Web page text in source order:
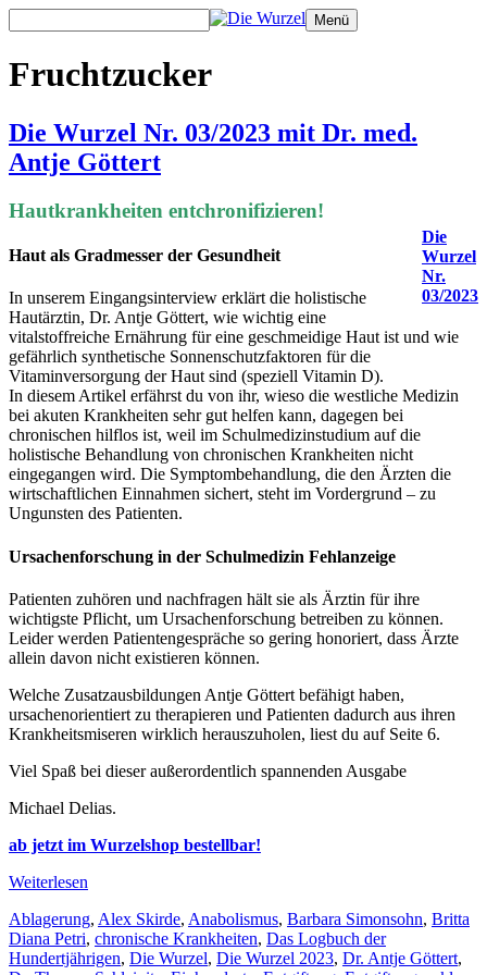
Inhalt
Menü
Fruchtzucker
Die Wurzel Nr. 03/2023 mit Dr. med.
Antje Göttert
Die
Wurzel
Nr.
03/2023
Hautkrankheiten entchronifizieren!
Haut als Gradmesser der Gesundheit
In unserem Eingangsinterview erklärt die holistische
Hautärztin, Dr. Antje Göttert, wie wichtig eine
vitalstoffreiche Ernährung für eine geschmeidige Haut ist und wie
gefährlich synthetische Sonnenschutzfaktoren für die
Vitaminversorgung der Haut sind (speziell Vitamin D).
In diesem Artikel erfährst du von ihr, wieso die westliche Medizin
bei akuten Krankheiten sehr gut helfen kann, dagegen bei
chronischen hilflos ist, weil im Schulmedizinstudium auf die
holistische Behandlung von chronischen Krankheiten nicht
eingegangen wird. Die Symptombehandlung, die den Ärzten die
wirtschaftlichen Einnahmen sichert, steht im Vordergrund – zu
Ungunsten des Patienten.
Ursachenforschung in der Schulmedizin Fehlanzeige
Patienten zuhören und nachfragen hält sie als Ärztin für ihre
wichtigste Pflicht, um Ursachenforschung betreiben zu können.
Leider werden Patientengespräche so gering honoriert, dass Ärzte
allein davon nicht existieren können.
Welche Zusatzausbildungen Antje Göttert befähigt haben,
ursachenorientiert zu therapieren und Patienten dadurch aus ihren
Krankheitsmiseren wirklich herauszuholen, liest du auf Seite 6.
Viel Spaß bei dieser außerordentlich spannenden Ausgabe
Michael Delias.
ab jetzt im Wurzelshop bestellbar!
Weiterlesen
Schlagwörter
Ablagerung, Alex Skirde, Anabolismus, Barbara Simonsohn, Britta
Diana Petri, chronische Krankheiten, Das Logbuch der
Hundertjährigen, Die Wurzel, Die Wurzel 2023, Dr. Antje Göttert,